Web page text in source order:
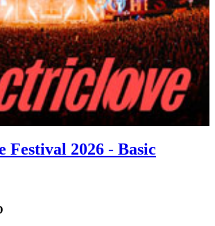
Festival 2026 - Basic